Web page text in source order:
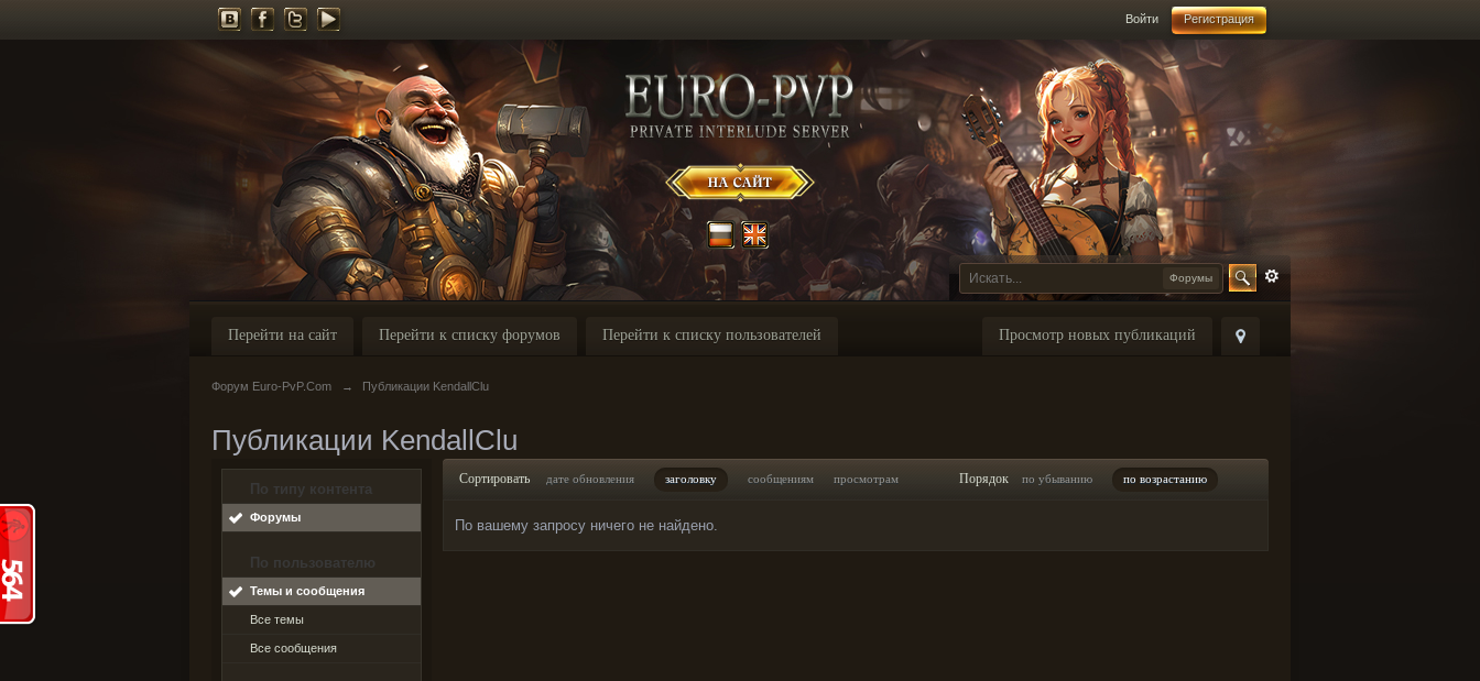
Войти Регистрация
Форумы
Просмотр новых публикаций
Перейти на сайт Перейти к списку форумов Перейти к списку пользователей
Форум Euro-PvP.Com → Публикации KendallClu
Публикации KendallClu
По типу контента
Форумы
По пользователю
Темы и сообщения
Все темы
Все сообщения
Сортировать дате обновления заголовку сообщениям просмотрам Порядок по убыванию по возрастанию
По вашему запросу ничего не найдено.